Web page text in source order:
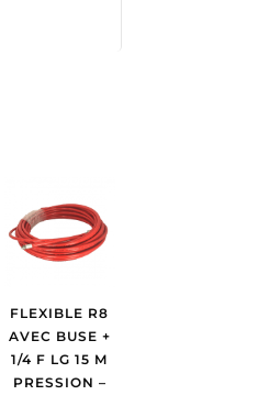
FLEXIBLE R8
AVEC BUSE +
1/4 F LG 15 M
PRESSION –